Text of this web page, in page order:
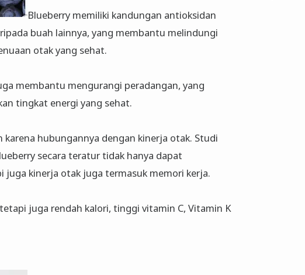
Blueberry memiliki kandungan antioksidan
buah lainnya, yang membantu melindungi
otak yang sehat.
membantu mengurangi peradangan, yang
tingkat energi yang sehat.
hubungannya dengan kinerja otak. Studi
secara teratur tidak hanya dapat
kinerja otak juga termasuk memori kerja.
juga rendah kalori, tinggi vitamin C, Vitamin K